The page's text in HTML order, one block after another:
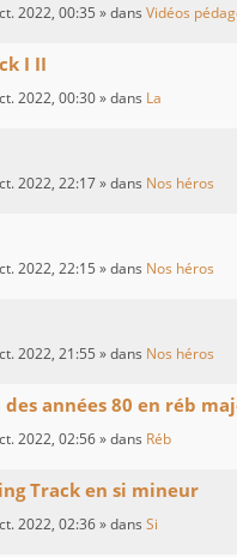
2022, 00:35 » dans Vidéos
I II
2022, 00:30» dans La
2022, 22:17» dans Nos héros
2022, 22:15 » dans Nos héros
2022, 21:55 » dans Nos héros
années 80 en réb
2022, 02:56» dans Réb
Track en si mineur
2022, 02:36» dans Si